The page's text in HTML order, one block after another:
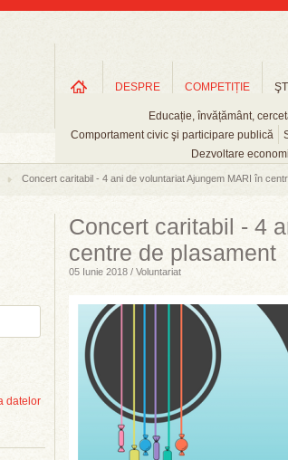
DESPRE COMPETIȚIE
Educație, învățământ,
Comportament civic şi participare publică
Dezvoltare
Concert caritabil - 4 ani de voluntariat Ajungem MARI în
datelor
Concert caritabil - 4
centre de plasament
05 Iunie 2018 / Voluntariat